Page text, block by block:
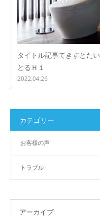
タイトル記事てきすとたい
とるＨ１
2022.04.26
カテゴリー
お客様の声
トラブル
アーカイブ